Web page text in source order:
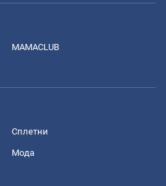
MAMACLUB
Сплетни
Мода